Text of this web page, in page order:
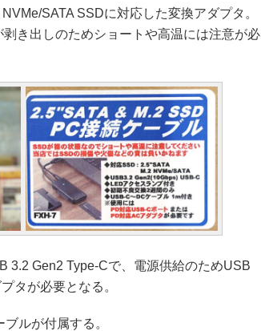
SATA SSDに対応した変換アダプタ。
き出しのためショートや高温には注意が必
Gen2 Type-Cで、電源供給のためUSB
タが必要となる。
ルが付属する。